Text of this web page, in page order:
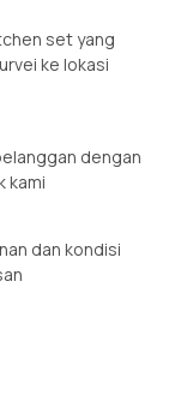
set yang
ke lokasi
dengan
kami
dan kondisi